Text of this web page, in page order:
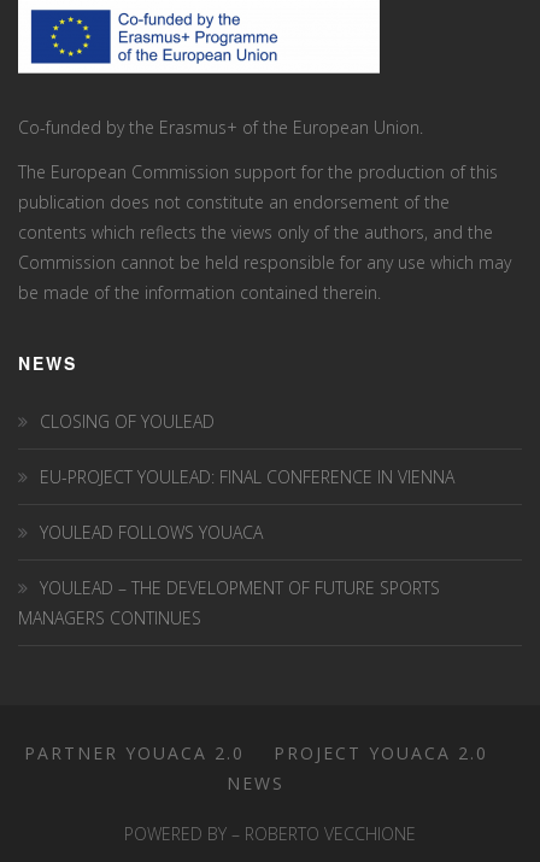
Co-funded by the Erasmus+ of the European Union.
The European Commission support for the production of this
publication does not constitute an endorsement of the
contents which reflects the views only of the authors, and the
Commission cannot be held responsi­ble for any use which may
be made of the information contained therein.
NEWS
CLOSING OF YOULEAD
EU-PROJECT YOULEAD: FINAL CONFERENCE IN VIENNA
YOULEAD FOLLOWS YOUACA
YOULEAD – THE DEVELOPMENT OF FUTURE SPORTS
MANAGERS CONTINUES
PARTNER YOUACA 2.0
PROJECT YOUACA 2.0
NEWS
POWERED BY – ROBERTO VECCHIONE